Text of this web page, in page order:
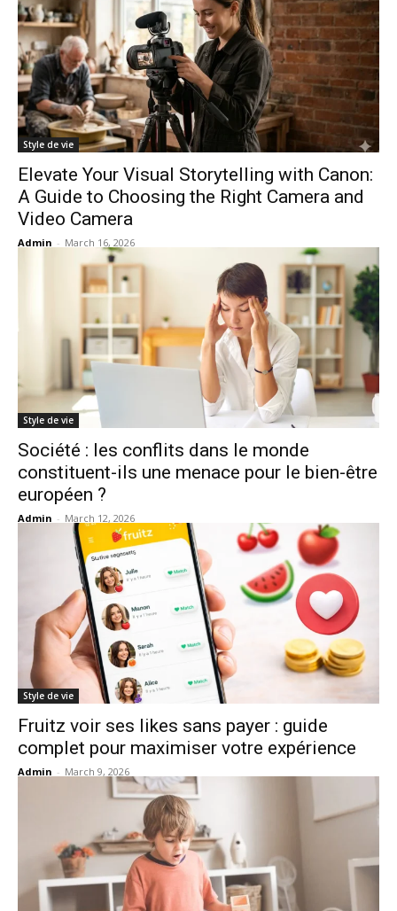
Style de vie
Elevate Your Visual Storytelling with Canon:
A Guide to Choosing the Right Camera and
Video Camera
Admin - March 16, 2026
Style de vie
Société : les conflits dans le monde
constituent-ils une menace pour le bien-être
européen ?
Admin - March 12, 2026
Style de vie
Fruitz voir ses likes sans payer : guide
complet pour maximiser votre expérience
Admin - March 9, 2026